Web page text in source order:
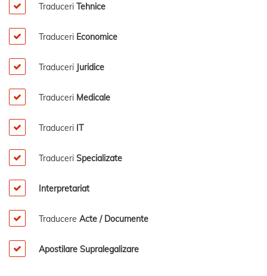
Traduceri Tehnice
Traduceri Economice
Traduceri Juridice
Traduceri Medicale
Traduceri IT
Traduceri Specializate
Interpretariat
Traducere Acte / Documente
Apostilare Supralegalizare